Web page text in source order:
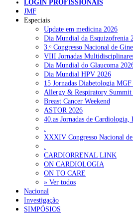
NOTÍCIAS RECENTES
Quase 11.900 jovens recorreram
nutricionista no primeiro mês 7 de
ULS de Coimbra estreia cirurgia
apoio robótico em Portugal 7 de
Enfermeiros exigem
privada da ULS do Algarve 7 de
Ordem dos Médicos alerta para
a consultas e cirurgias
Portugal está a formar os médicos
2026
NOTÍCIAS MAIS LIDAS
LOGIN PROFISSIONAIS
JMF
Especiais
Update em medicina 2026
Dia Mundial da Esquizofrenia
3.ᵒ Congresso Nacional de
VIII Jornadas
Dia Mundial do Glaucoma
Dia Mundial HPV 2026
15 Jornadas Diabetologia
Allergy & Respiratory Summit
Breast Cancer Weekend
ASTOR 2026
40.as Jornadas de Cardiologia,
.
XXXIV Congresso Nacional
.
CARDIORRENAL LINK
ON CARDIOLOGIA
ON TO CARE
» Ver todos
Nacional
Investigação
SIMPÓSIOS